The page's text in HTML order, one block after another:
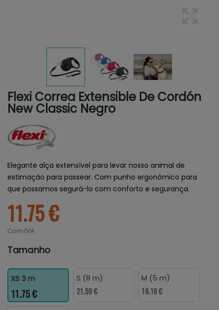
Flexi Correa Extensible De Cordón
New Classic Negro
Elegante alça extensível para levar nosso animal de
estimação para passear. Com punho ergonômico para
que possamos segurá-lo com conforto e segurança.
11.75 €
Com IVA
Tamanho
XS 3 m
11.75 €
S (8 m)
21.59 €
M (5 m)
16.16 €